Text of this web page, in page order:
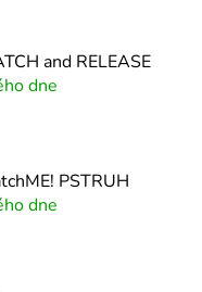
and RELEASE
dne
PSTRUH
dne